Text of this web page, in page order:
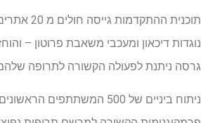
תוכנית
נוגדות דיכאון ומעכבי משאבת פרוטון –
גרסה ניתנת לפעולה הקשורה לתרופה
ניתוח ביניים של 500